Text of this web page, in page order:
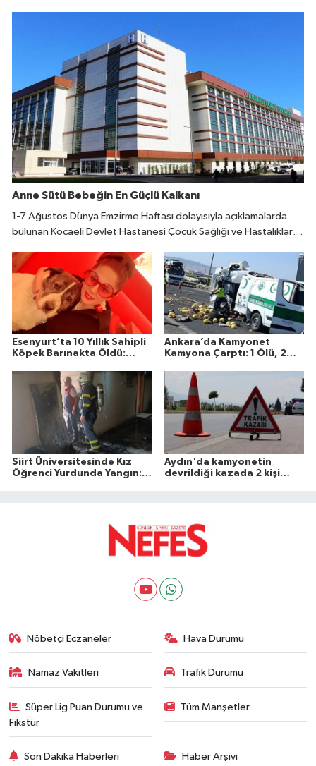
Anne Sütü Bebeğin En Güçlü Kalkanı
1-7 Ağustos Dünya Emzirme Haftası dolayısıyla açıklamalarda
bulunan Kocaeli Devlet Hastanesi Çocuk Sağlığı ve Hastalıkları
içinde emzirmeye başlanmasının büyük önem taşıdığını belirtti.
Esenyurt’ta 10 Yıllık Sahipli
Köpek Barınakta Öldü:
Soruşturma Talebi
Ankara’da Kamyonet
Kamyona Çarptı: 1 Ölü, 2
Siirt Üniversitesinde Kız
Öğrenci Yurdunda Yangın: 1
Aydın'da kamyonetin
devrildiği kazada 2 kişi
Nöbetçi Eczaneler Hava Durumu
Namaz Vakitleri Trafik Durumu
Süper Lig Puan Durumu ve
Fikstür
Tüm Manşetler
Son Dakika Haberleri Haber Arşivi